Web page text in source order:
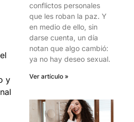
y
conflictos personales
que les roban la paz. Y
en medio de ello, sin
darse cuenta, un día
notan que algo cambió:
ya no hay deseo sexual.
Ver artículo »